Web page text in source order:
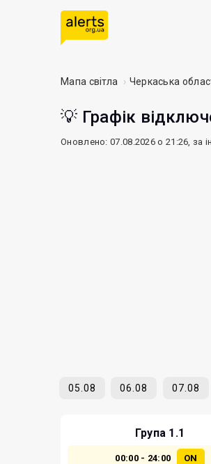
Мапа світла Черкаська
💡 Графік
Оновлено: 07.08.2026 о 21:26, за
05.08 06.08 07.08
Група 1.1
00:00 - 24:00 ON